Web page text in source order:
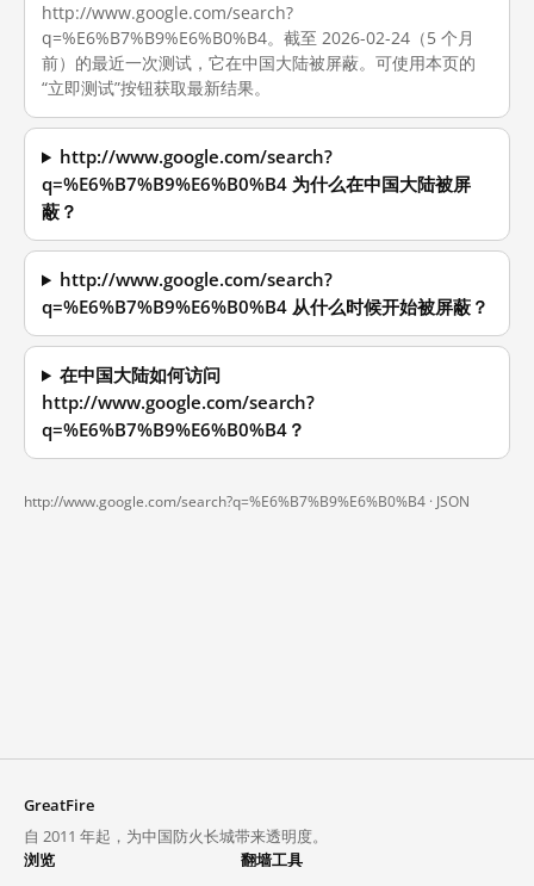
http://www.google.com/search?
q=%E6%B7%B9%E6%B0%B4。截至 2026-02-24（5 个月
前）的最近一次测试，它在中国大陆被屏蔽。可使用本页的
“立即测试”按钮获取最新结果。
http://www.google.com/search?
q=%E6%B7%B9%E6%B0%B4 为什么在中国大陆被屏
蔽？
http://www.google.com/search?
q=%E6%B7%B9%E6%B0%B4 从什么时候开始被屏蔽？
在中国大陆如何访问
http://www.google.com/search?
q=%E6%B7%B9%E6%B0%B4？
http://www.google.com/search?q=%E6%B7%B9%E6%B0%B4 · JSON
GreatFire
自 2011 年起，为中国防火长城带来透明度。
浏览
翻墙工具